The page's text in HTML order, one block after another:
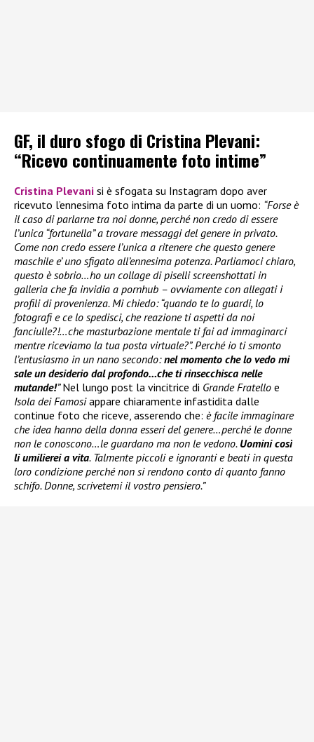
GF, il duro sfogo di Cristina Plevani:
“Ricevo continuamente foto intime”
Cristina Plevani si è sfogata su Instagram dopo aver
ricevuto l’ennesima foto intima da parte di un uomo: “Forse è
il caso di parlarne tra noi donne, perché non credo di essere
l’unica “fortunella” a trovare messaggi del genere in privato.
Come non credo essere l’unica a ritenere che questo genere
maschile e’ uno sfigato all’ennesima potenza. Parliamoci chiaro,
questo è sobrio…ho un collage di piselli screenshottati in
galleria che fa invidia a pornhub – ovviamente con allegati i
profili di provenienza. Mi chiedo: “quando te lo guardi, lo
fotografi e ce lo spedisci, che reazione ti aspetti da noi
fanciulle?!…che masturbazione mentale ti fai ad immaginarci
mentre riceviamo la tua posta virtuale?”. Perché io ti smonto
l’entusiasmo in un nano secondo:nel momento che lo vedo mi
sale un desiderio dal profondo…che ti rinsecchisca nelle
mutande!”Nel lungo post la vincitrice di Grande Fratello e
Isola dei Famosiappare chiaramente infastidita dalle
continue foto che riceve, asserendo che: è facile immaginare
che idea hanno della donna esseri del genere…perché le donne
non le conoscono…le guardano ma non le vedono. Uomini così
li umilierei a vita. Talmente piccoli e ignoranti e beati in questa
loro condizione perché non si rendono conto di quanto fanno
schifo. Donne, scrivetemi il vostro pensiero.”